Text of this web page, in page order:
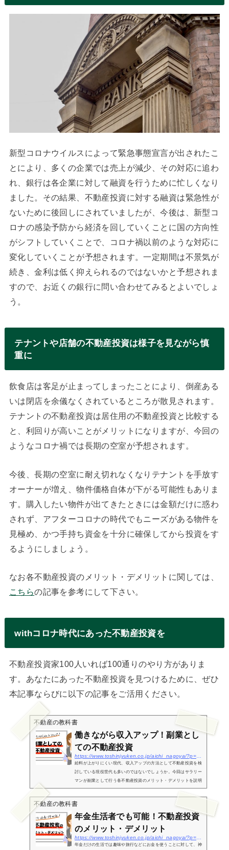
新型コロナウイルスによって緊急事態宣言が出されたこ
とにより、多くの企業では売上が減少、その対応に追わ
れ、銀行は各企業に対して融資を行うために忙しくなり
ました。その結果、不動産投資に対する融資は緊急性が
ないために後回しにされていましたが、今後は、新型コ
ロナの感染予防から経済を回していくことに国の方向性
がシフトしていくことで、コロナ禍以前のような対応に
変化していくことが予想されます。一定期間は不景気が
続き、金利は低く抑えられるのではないかと予想されま
すので、お近くの銀行に問い合わせてみるとよいでしょ
う。
テナントや店舗の不動産投資は様子を見ながら慎
重に
飲食店は客足が止まってしまったことにより、倒産ある
いは閉店を余儀なくされているところが散見されます。
テナントの不動産投資は居住用の不動産投資と比較する
と、利回りが高いことがメリットになりますが、今回の
ようなコロナ禍では長期の空室が予想されます。
今後、長期の空室に耐え切れなくなりテナントを手放す
オーナーが増え、物件価格自体が下がる可能性もありま
す。購入したい物件が出てきたときには金額だけに惑わ
されず、アフターコロナの時代でもニーズがある物件を
見極め、かつ手持ち資金を十分に確保してから投資をす
るようにしましょう。
なお各不動産投資のメリット・デメリットに関しては、
こちらの記事を参考にして下さい。
withコロナ時代にあった不動産投資を
不動産投資家100人いれば100通りのやり方がありま
す。あなたにあった不動産投資を見つけるために、ぜひ
本記事ならびに以下の記事をご活用ください。
不動産の教科書
働きながら収入アップ！副業とし
ての不動産投資
給料が上がりにくい現代、収入アップの方法として不動産投資を検
討している現役世代も多いのではないでしょうか。今回はサラリー
マンが副業として行う各不動産投資のメリット・デメリットを説明
していきます。サラリーマンが副業で始めるワンルーム投資のメリ
ット・...
不動産の教科書
年金生活者でも可能！不動産投資
のメリット・デメリット
年金だけの生活では趣味や旅行などにお金を使うことに対して、神